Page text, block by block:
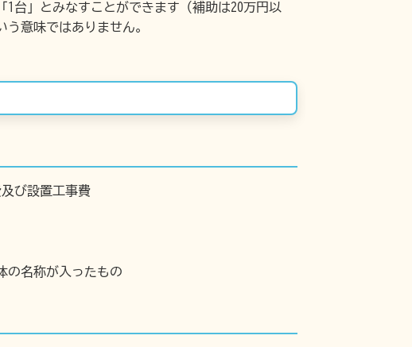
台」とみなすことができます（補助は20万円以
意味ではありません。
び設置工事費
の名称が入ったもの